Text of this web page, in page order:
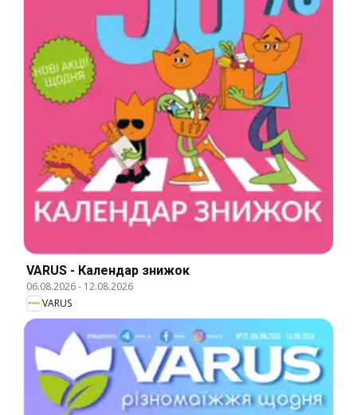
VARUS - Календар знижок
06.08.2026- 12.08.2026
VARUS